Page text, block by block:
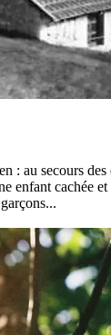
: au secours
enfant cachée